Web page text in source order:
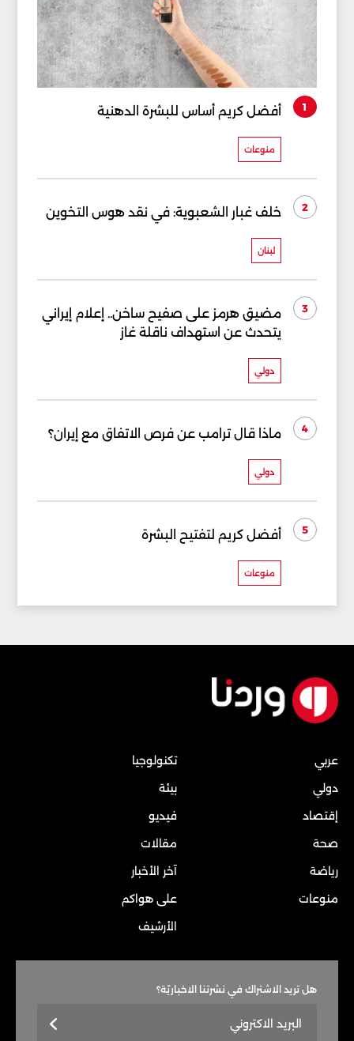
1 أفضل كريم أساس للبشرة الدهنية
منوعات
2 خلف غبار الشعبوية: في نقد هوس التخوين
لبنان
3
مضيق هرمز على صفيح ساخن.. إعلام إيراني
يتحدث عن استهداف ناقلة غاز
دولي
4 ماذا قال ترامب عن فرص الاتفاق مع إيران؟
دولي
5 أفضل كريم لتفتيح البشرة
منوعات
عربي
دولي
إقتصاد
صحة
رياضة
منوعات
تكنولوجيا
بيئة
فيديو
مقالات
آخر الأخبار
على هواكم
الأرشيف
هل تريد الاشتراك في نشرتنا الاخباريّة؟